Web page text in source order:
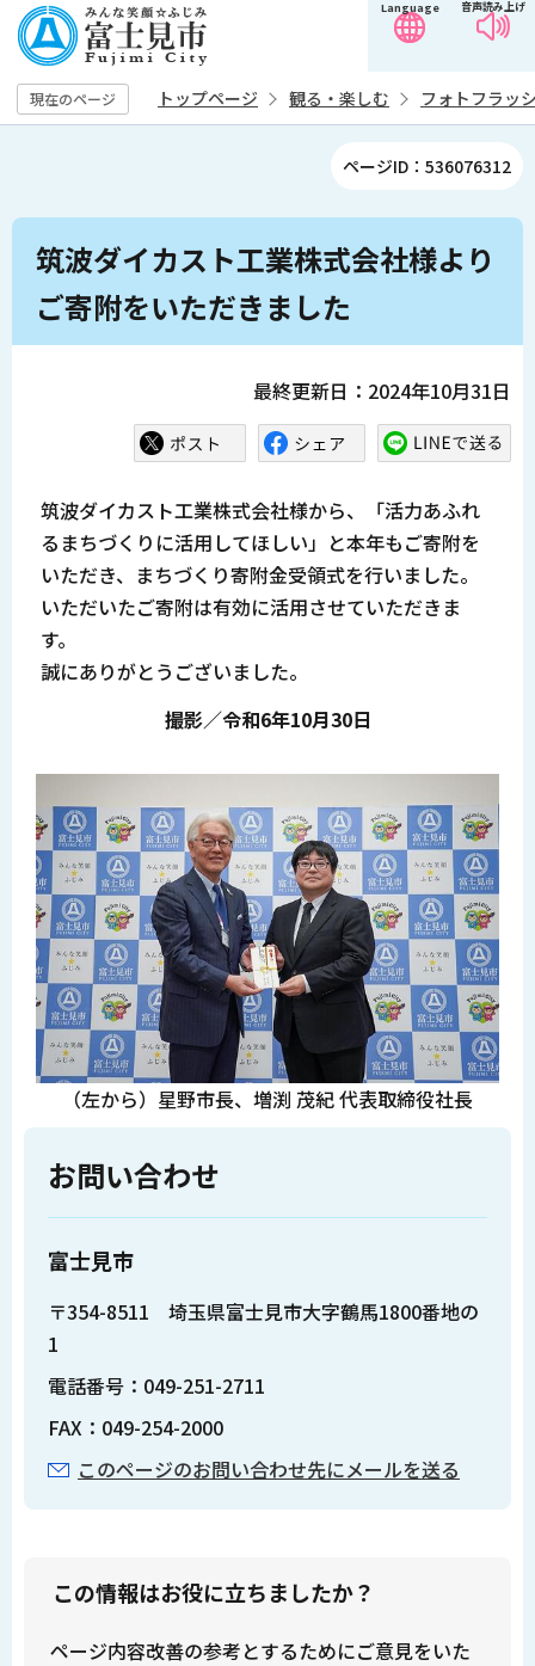
の
ペ
ー
音声読み上げ
Language
現在のページ トップページ 観る・楽しむ フォトフラッ
ページID：536076312
本
か
筑波ダイカスト工業株式会社様より
ご寄附をいただきました
最終更新日：2024年10月31日
筑波ダイカスト工業株式会社様から、「活力あふれ
るまちづくりに活用してほしい」と本年もご寄附を
いただき、まちづくり寄附金受領式を行いました。
いただいたご寄附は有効に活用させていただきま
す。
誠にありがとうございました。
撮影／令和6年10月30日
（左から）星野市長、増渕 茂紀 代表取締役社長
お問い合わせ
富士見市
〒354-8511 埼玉県富士見市大字鶴馬1800番地の
1
電話番号：049-251-2711
FAX：049-254-2000
このページのお問い合わせ先にメールを送る
この情報はお役に立ちましたか？
ページ内容改善の参考とするためにご意見をいた